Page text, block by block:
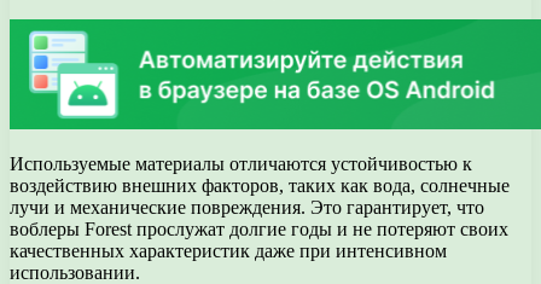
Используемые материалы отличаются устойчивостью к
воздействию внешних факторов, таких как вода, солнечные
лучи и механические повреждения. Это гарантирует, что
воблеры Forest прослужат долгие годы и не потеряют своих
качественных характеристик даже при интенсивном
использовании.